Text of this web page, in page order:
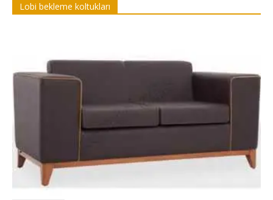
Lobi bekleme koltukları